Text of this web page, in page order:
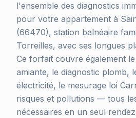
l'ensemble des diagnostics
pour votre appartement à
(66470), station balnéaire
Torreilles, avec ses longues
Ce forfait couvre également
amiante, le diagnostic plomb,
électricité, le mesurage loi
risques et pollutions — tous
nécessaires en un seul